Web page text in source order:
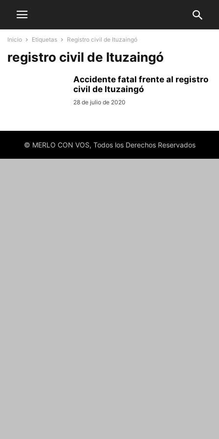
Inicio Etiquetas Registro civil de Ituzaingó
registro civil de Ituzaingó
Accidente fatal frente al registro
civil de Ituzaingó
28 de julio de 2020
© MERLO CON VOS, Todos los Derechos Reservados